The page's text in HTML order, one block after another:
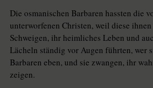
Die osmanischen Barbaren hassten die
unterworfenen Christen, weil diese
Schweigen, ihr heimliches Leben und
Lächeln ständig vor Augen führten, wer
Barbaren eben, und sie zwangen, ihr
zeigen.